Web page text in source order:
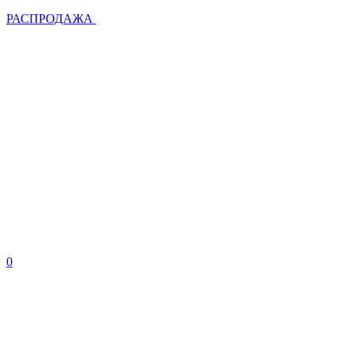
РАСПРОДАЖА
0